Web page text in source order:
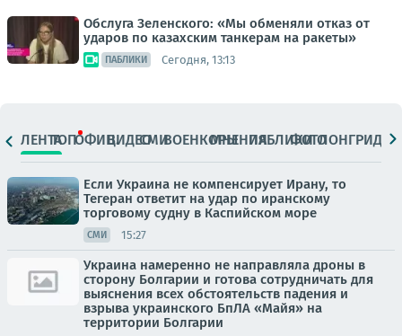
Обслуга Зеленского: «Мы обменяли отказ от
ударов по казахским танкерам на ракеты»
ПАБЛИКИ Сегодня, 13:13
ЛЕНТАТОПОФИЦ.ВИДЕОСМИВОЕНКОРЫМНЕНИЯПАБЛИКИ
ФОТОЛОНГРИДЫ
Если Украина не компенсирует Ирану, то
Тегеран ответит на удар по иранскому
торговому судну в Каспийском море
СМИ 15:27
Украина намеренно не направляла дроны в
сторону Болгарии и готова сотрудничать для
выяснения всех обстоятельств падения и
взрыва украинского БпЛА «Майя» на
территории Болгарии